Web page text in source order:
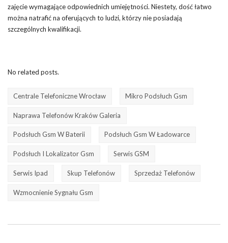
zajęcie wymagające odpowiednich umiejętności. Niestety, dość łatwo
można natrafić na oferujących to ludzi, którzy nie posiadają
szczególnych kwalifikacji.
No related posts.
Centrale Telefoniczne Wrocław Mikro Podsłuch Gsm
Naprawa Telefonów Kraków Galeria
Podsłuch Gsm W Baterii Podsłuch Gsm W Ładowarce
Podsłuch I Lokalizator Gsm Serwis GSM
Serwis Ipad Skup Telefonów Sprzedaż Telefonów
Wzmocnienie Sygnału Gsm